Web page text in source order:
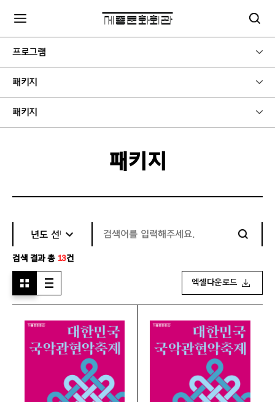
프로그램
패키지
패키지
패키지
검색 결과 총 13건
엑셀다운로드